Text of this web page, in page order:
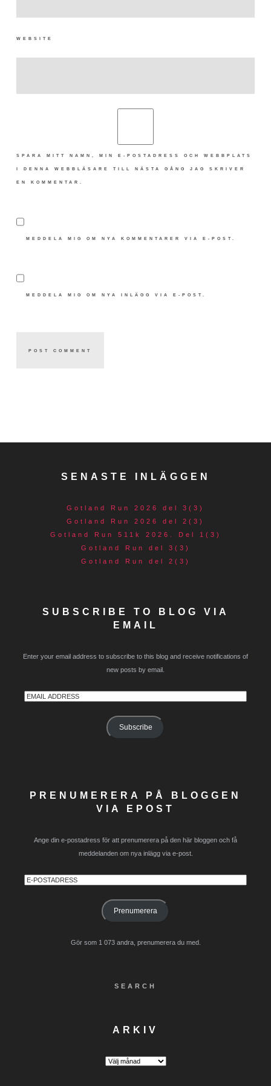
WEBSITE
SPARA MITT NAMN, MIN E-POSTADRESS OCH WEBBPLATS
I DENNA WEBBLÄSARE TILL NÄSTA GÅNG JAG SKRIVER
EN KOMMENTAR.
MEDDELA MIG OM NYA KOMMENTARER VIA E-POST.
MEDDELA MIG OM NYA INLÄGG VIA E-POST.
SENASTE INLÄGGEN
Gotland Run 2026 del 3(3)
Gotland Run 2026 del 2(3)
Gotland Run 511k 2026. Del 1(3)
Gotland Run del 3(3)
Gotland Run del 2(3)
SUBSCRIBE TO BLOG VIA
EMAIL
Enter your email address to subscribe to this blog and receive notifications of
new posts by email.
Email
Subscribe
PRENUMERERA PÅ BLOGGEN
VIA EPOST
Ange din e-postadress för att prenumerera på den här bloggen och få
meddelanden om nya inlägg via e-post.
E-
Prenumerera
Gör som 1 073 andra, prenumerera du med.
SEARCH
ARKIV
Arkiv